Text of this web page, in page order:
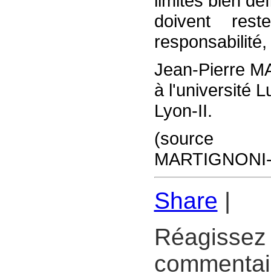
doivent
Jean-Pierre
à l'université
Lyon-II.
(source :
Share |